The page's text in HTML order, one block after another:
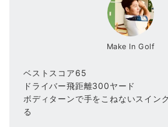
Make In Golf
ベストスコア65
ドライバー飛距離300ヤード
ボディターンで手をこねないスイン
る